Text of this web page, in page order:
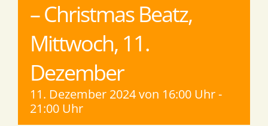
– Christmas Beatz,
Mittwoch, 11.
Dezember
11. Dezember 2024 von 16:00 Uhr-
21:00 Uhr